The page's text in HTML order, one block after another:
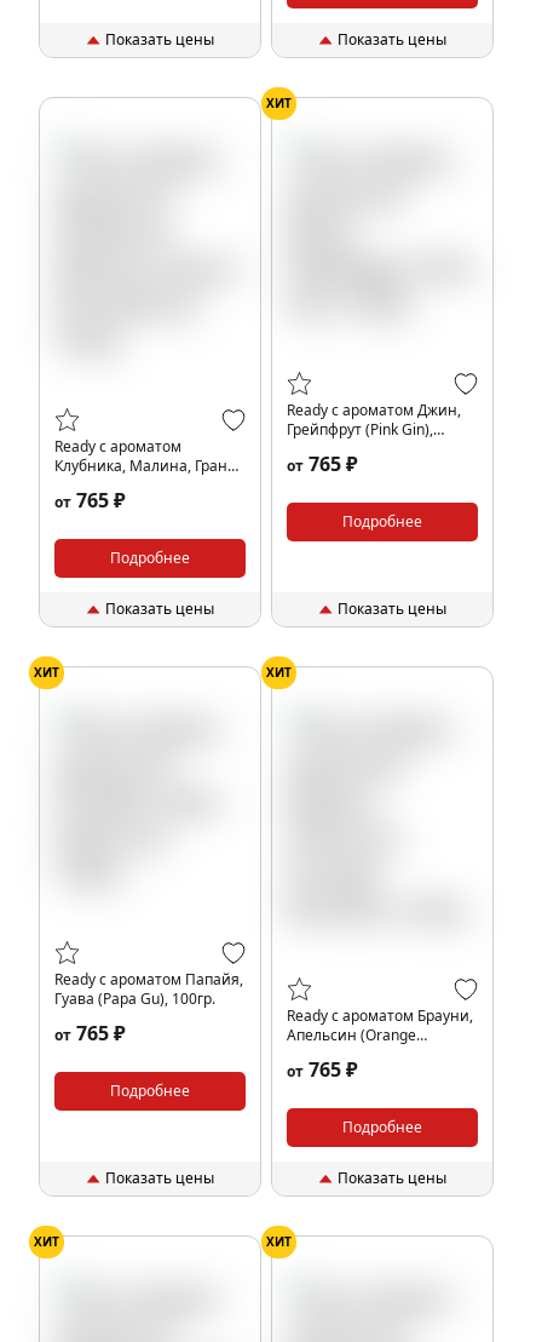
Показать цены Показать цены
Ready с ароматом
Клубника, Малина, Гранат
от 765 ₽
Подробнее
Показать цены
ХИТ
Ready с ароматом Джин,
Грейпфрут (Pink Gin),
от 765 ₽
Подробнее
Показать цены
ХИТ
Ready с ароматом Папайя,
Гуава (Papa Gu), 100гр.
от 765 ₽
Подробнее
Показать цены
ХИТ
Ready с ароматом Брауни,
Апельсин (Orange
от 765 ₽
Подробнее
Показать цены
ХИТ ХИТ